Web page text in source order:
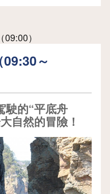
是個珍貴的鳴砂砂
綿延約2.3km，是東
中的最大砂濱。
須賀海岸體驗砂濱
旦受到磨擦就會發
聲音。這是有稜有
任何付著物的乾淨
狀態下才會發出的
鶿的糞而變成白
岩」。岩石的白、
及松樹的綠，讓這
點。《淀之松原》
100年以上的松樹，
）
～
駛的“平底舟
自然的冒險！